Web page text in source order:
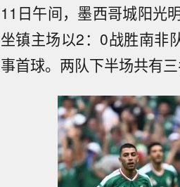
11日午间，墨西哥城阳光
坐镇主场以2：0战胜南非
事首球。两队下半场共有三